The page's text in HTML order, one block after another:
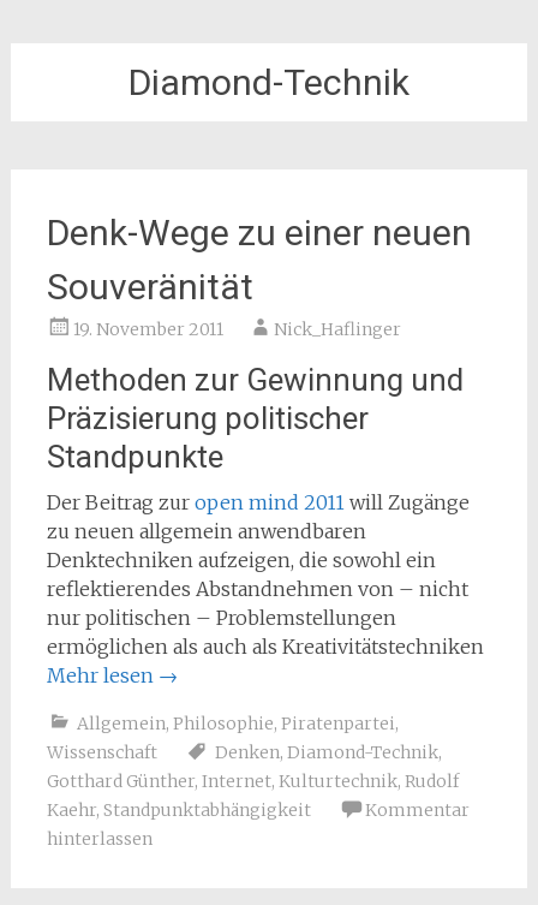
Diamond-Technik
Denk-Wege zu einer neuen
Souveränität
19. November 2011 Nick_Haflinger
Methoden zur Gewinnung und
Präzisierung politischer
Standpunkte
Der Beitrag zur open mind 2011will Zugänge
zu neuen allgemein anwendbaren
Denktechniken aufzeigen, die sowohl ein
reflektierendes Abstandnehmen von – nicht
nur politischen – Problemstellungen
ermöglichen als auch als Kreativitätstechniken
Mehr lesen →
Allgemein, Philosophie, Piratenpartei,
Wissenschaft
Denken, Diamond-Technik,
Gotthard Günther, Internet, Kulturtechnik, Rudolf
Kaehr, Standpunktabhängigkeit
Kommentar
hinterlassen